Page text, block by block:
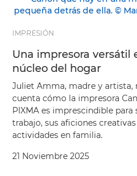
IMPRESIÓN
Una impresora versátil
núcleo del hogar
Juliet Amma, madre y artista,
cuenta cómo la impresora
PIXMA es imprescindible para
trabajo, sus aficiones
actividades en familia.
21 Noviembre 2025